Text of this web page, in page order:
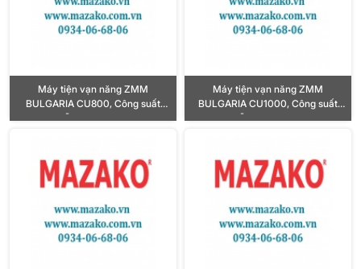
Máy tiện vạn năng ZMM
BULGARIA CU800, Công suất
22KW, Lỗ trục chính Ø155mm
Máy tiện vạn năng ZMM
BULGARIA CU1000, Công suất
22KW, Lỗ trục chính Ø155mm